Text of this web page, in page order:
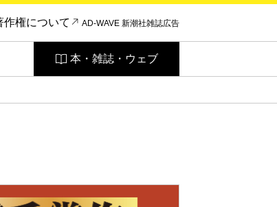
作権について AD-WAVE 新潮社雑誌広告
本・雑誌・ウェブ